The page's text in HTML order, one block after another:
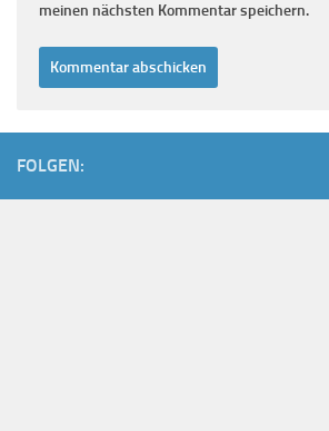
meinen nächsten Kommentar speichern.
FOLGEN: